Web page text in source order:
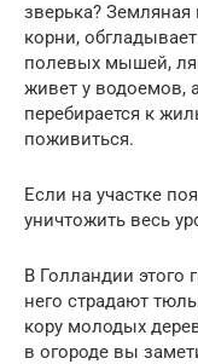
зверька? Земляная
корни,
полевых мышей,
живет у водоемов,
перебирается к
поживиться.
Если на участке
уничтожить весь
В Голландии этого
него страдают
кору молодых
в огороде вы